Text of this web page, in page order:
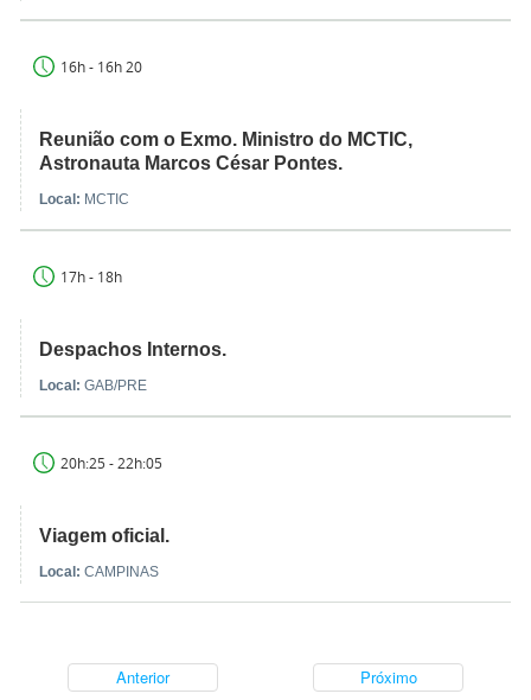
16h - 16h 20
Reunião com o Exmo. Ministro do MCTIC,
Astronauta Marcos César Pontes.
Local: MCTIC
17h - 18h
Despachos Internos.
Local: GAB/PRE
20h:25 - 22h:05
Viagem oficial.
Local: CAMPINAS
Anterior Próximo